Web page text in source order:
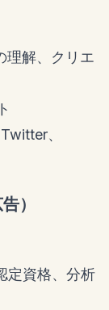
解、クリエ
、
）
資格、分析